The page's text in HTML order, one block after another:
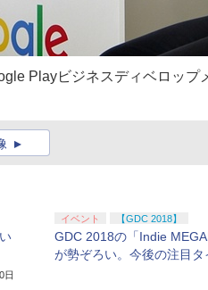
Playビジネスディベロップ
日
イベント 【GDC 2018】
GDC 2018の「Indie
が勢ぞろい。今後の注目タ